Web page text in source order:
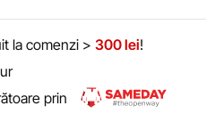
la comenzi > 300 lei!
prin